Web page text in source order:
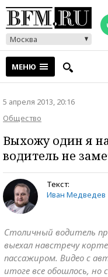
Москва
МЕНЮ
5 апреля 2013, 20:16
Общество
Выхожу один я
водитель не
Текст:
Иван Медведев
Столичный водитель
выехал навстречу
пассажиром. Видео с
итоге все обошлось,